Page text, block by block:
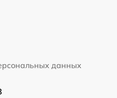
данных